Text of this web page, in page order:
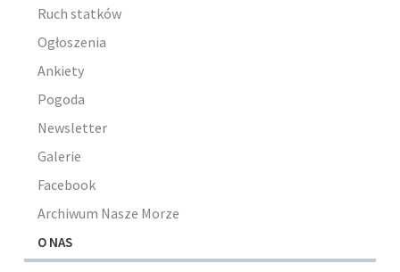
Ruch statków
Ogłoszenia
Ankiety
Pogoda
Newsletter
Galerie
Facebook
Archiwum Nasze Morze
O NAS